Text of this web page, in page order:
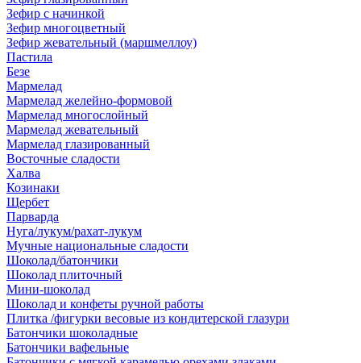
Зефир с начинкой
Зефир многоцветный
Зефир жевательный (маршмеллоу)
Пастила
Безе
Мармелад
Мармелад желейно-формовой
Мармелад многослойный
Мармелад жевательный
Мармелад глазированный
Восточные сладости
Халва
Козинаки
Щербет
Парварда
Нуга/лукум/рахат-лукум
Мучные национальные сладости
Шоколад/батончики
Шоколад плиточный
Мини-шоколад
Шоколад и конфеты ручной работы
Плитка /фигурки весовые из кондитерской глазури
Батончики шоколадные
Батончики вафельные